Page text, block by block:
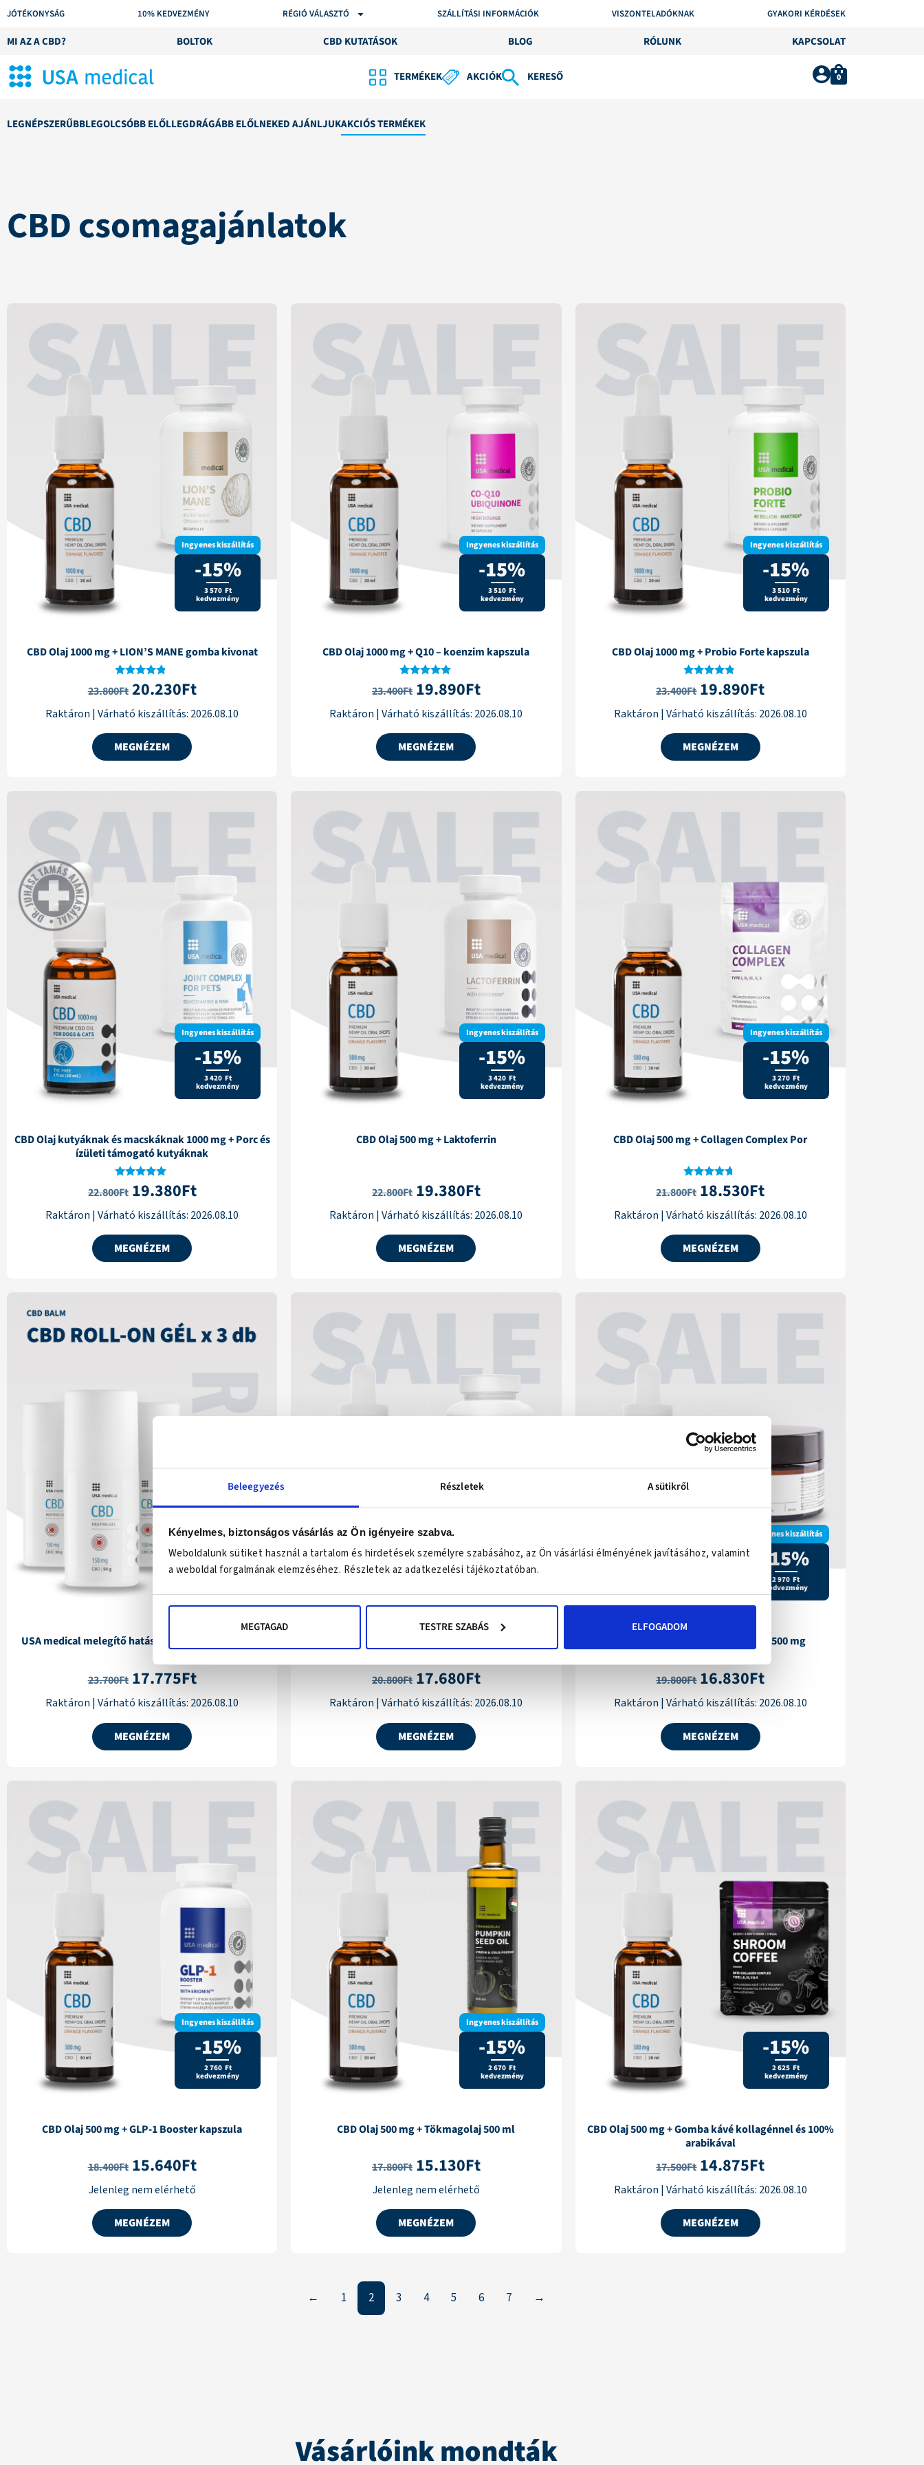
Beleegyezés Részletek A sütikről
Kényelmes, biztonságos vásárlás az Ön igényeire szabva.
Weboldalunk sütiket használ a tartalom és hirdetések személyre szabásához, az Ön vásárlási élményének javításához, valamint
a weboldal forgalmának elemzéséhez. Részletek az adatkezelési tájékoztatóban.
MEGTAGAD TESTRE SZABÁS ELFOGADOM
JÓTÉKONYSÁG 10% KEDVEZMÉNY RÉGIÓ VÁLASZTÓ SZÁLLÍTÁSI INFORMÁCIÓK VISZONTELADÓKNAK GYAKORI KÉRDÉSEK
MI AZ A CBD? BOLTOK CBD KUTATÁSOK BLOG RÓLUNK KAPCSOLAT
TERMÉKEK AKCIÓK KERESŐ 0
LEGNÉPSZERŰBBLEGOLCSÓBB ELŐLLEGDRÁGÁBB ELŐLNEKED AJÁNLJUKAKCIÓS TERMÉKEK
CBD csomagajánlatok
Ingyenes kiszállítás
-15%
3 570 Ft
kedvezmény
CBD Olaj 1000 mg + LION’S MANE gomba kivonat
Értékelés:
4.60
23.800Ft 20.230Ft
Raktáron |Várható kiszállítás: 2026.08.10
MEGNÉZEM
Ingyenes kiszállítás
-15%
3 510 Ft
kedvezmény
CBD Olaj 1000 mg + Q10 – koenzim kapszula
Értékelés:
5.00
23.400Ft 19.890Ft
Raktáron |Várható kiszállítás: 2026.08.10
MEGNÉZEM
Ingyenes kiszállítás
-15%
3 510 Ft
kedvezmény
CBD Olaj 1000 mg + Probio Forte kapszula
Értékelés:
4.67
23.400Ft 19.890Ft
Raktáron |Várható kiszállítás: 2026.08.10
MEGNÉZEM
Ingyenes kiszállítás
-15%
3 420 Ft
kedvezmény
CBD Olaj kutyáknak és macskáknak 1000 mg + Porc és
ízületi támogató kutyáknak
Értékelés:
5.00
22.800Ft 19.380Ft
Raktáron |Várható kiszállítás: 2026.08.10
MEGNÉZEM
Ingyenes kiszállítás
-15%
3 420 Ft
kedvezmény
CBD Olaj 500 mg + Laktoferrin
22.800Ft 19.380Ft
Raktáron |Várható kiszállítás: 2026.08.10
MEGNÉZEM
Ingyenes kiszállítás
-15%
3 270 Ft
kedvezmény
CBD Olaj 500 mg + Collagen Complex Por
Értékelés:
4.50
21.800Ft 18.530Ft
Raktáron |Várható kiszállítás: 2026.08.10
MEGNÉZEM
Ingyenes kiszállítás
-25%
USA medical melegítő hatású gél 150 mg CBD | 3 db
23.700Ft 17.775Ft
Raktáron |Várható kiszállítás: 2026.08.10
MEGNÉZEM
-15%
Értékelés:
5.00
20.800Ft 17.680Ft
Raktáron |Várható kiszállítás: 2026.08.10
MEGNÉZEM
Ingyenes kiszállítás
-15%
2 970 Ft
kedvezmény
CBD Olaj 500 mg + CBD balzsam 1500 mg
Értékelés:
5.00
19.800Ft 16.830Ft
Raktáron | Várható kiszállítás: 2026.08.10
MEGNÉZEM
Ingyenes kiszállítás
-15%
2 760 Ft
kedvezmény
CBD Olaj 500 mg + GLP-1 Booster kapszula
18.400Ft 15.640Ft
Jelenleg nem elérhető
MEGNÉZEM
Ingyenes kiszállítás
-15%
2 670 Ft
kedvezmény
CBD Olaj 500 mg + Tökmagolaj 500 ml
17.800Ft 15.130Ft
Jelenleg nem elérhető
MEGNÉZEM
-15%
2 625 Ft
kedvezmény
CBD Olaj 500 mg + Gomba kávé kollagénnel és 100%
arabikával
17.500Ft 14.875Ft
Raktáron |Várható kiszállítás: 2026.08.10
MEGNÉZEM
← 1 2 3 4 5 6 7 →
Vásárlóink mondták